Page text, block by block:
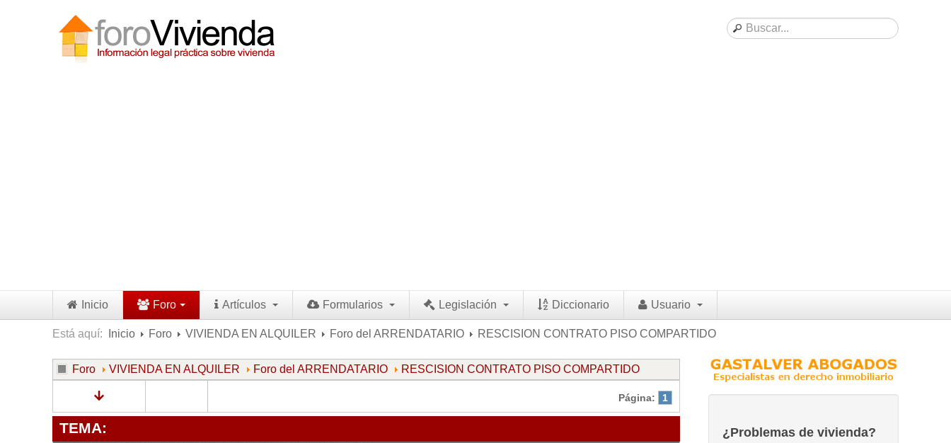
Inicio Foro Artículos Formularios Legislación Diccionario Usuario
Está aquí: Inicio Foro VIVIENDA EN ALQUILER Foro del ARRENDATARIO RESCISION CONTRATO PISO COMPARTIDO
Foro VIVIENDA EN ALQUILER Foro del ARRENDATARIO RESCISION CONTRATO PISO COMPARTIDO
Página: 1
TEMA: ¿Problemas de vivienda?